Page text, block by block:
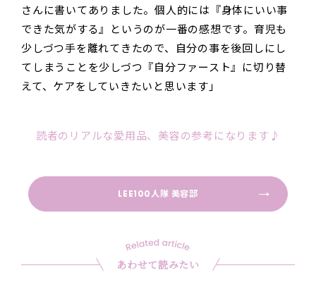
さんに書いてありました。個人的には『身体にいい事
できた気がする』というのが一番の感想です。育児も
少しづつ手を離れてきたので、自分の事を後回しにし
てしまうことを少しづつ『自分ファースト』に切り替
えて、ケアをしていきたいと思います」
読者のリアルな愛用品、美容の参考になります♪
LEE100人隊 美容部
あわせて読みたい